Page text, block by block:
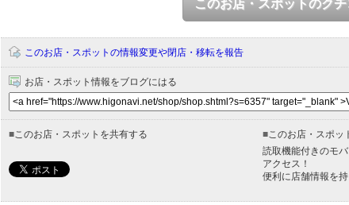
このお店・スポットのクチ
このお店・スポットの情報変更や閉店・移転を報告
お店・スポット情報をブログにはる
■このお店・スポットを共有する ■このお店・スポッ
読取機能付きのモ
アクセス！
便利に店舗情報を持